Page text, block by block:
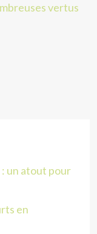
vertus
un atout pour
en